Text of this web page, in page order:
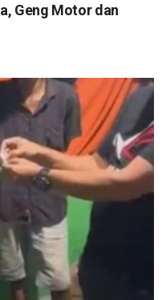
Geng Motor dan